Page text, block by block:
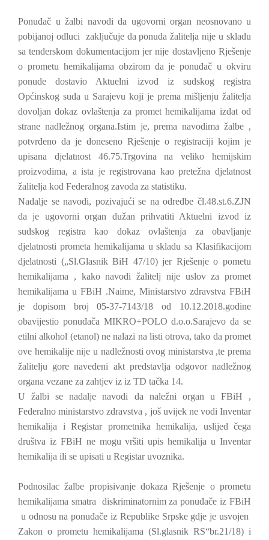
Ponuđač u žalbi navodi da ugovorni organ neosnovano u
pobijanoj odluci
zaključuje da ponuda žalitelja nije u skladu
sa tenderskom dokumentacijom jer nije dostavljeno Rješenje
o prometu hemikalijama obzirom da je ponuđač u okviru
ponude dostavio Aktuelni izvod iz sudskog registra
Općinskog suda u Sarajevu koji je prema mišljenju žalitelja
dovoljan dokaz ovlaštenja za promet hemikalijama izdat od
strane nadležnog organa.Istim je, prema navodima žalbe ,
potvrđeno da je doneseno Rješenje o registraciji kojim je
upisana djelatnost 46.75.Trgovina na veliko hemijskim
proizvodima, a ista je registrovana kao pretežna djelatnost
žalitelja kod Federalnog zavoda za statistiku.
Nadalje se navodi, pozivajući se na odredbe čl.48.st.6.ZJN
da je ugovorni organ dužan prihvatiti Aktuelni izvod iz
sudskog registra kao dokaz ovlaštenja za obavljanje
djelatnosti prometa hemikalijama u skladu sa Klasifikacijom
djelatnosti („Sl.Glasnik BiH 47/10) jer Rješenje o pometu
hemikalijama , kako navodi žalitelj nije uslov za promet
hemikalijama u FBiH .Naime, Ministarstvo zdravstva FBiH
je dopisom broj 05-37-7143/18 od 10.12.2018.godine
obavijestio ponuđača MIKRO+POLO d.o.o.Sarajevo da se
etilni alkohol (etanol) ne nalazi na listi otrova, tako da promet
ove hemikalije nije u nadležnosti ovog ministarstva ,te prema
žalitelju gore navedeni akt predstavlja odgovor nadležnog
organa vezane za zahtjev iz iz TD tačka 14.
U žalbi se nadalje navodi da naležni organ u FBiH ,
Federalno ministarstvo zdravstva , još uvijek ne vodi Inventar
hemikalija i Registar prometnika hemikalija, uslijed čega
društva iz FBiH ne mogu vršiti upis hemikalija u Inventar
hemikalija ili se upisati u Registar uvoznika.
Podnosilac žalbe propisivanje dokaza Rješenje o prometu
hemikalijama smatra
diskriminatornim za ponuđače iz FBiH
u odnosu na ponuđače iz Republike Srpske gdje je usvojen
Zakon o prometu hemikalijama (Sl.glasnik RS“br.21/18) i